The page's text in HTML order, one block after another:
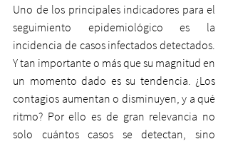
Uno de los principales indicadores para el
seguimiento epidemiológico es la
incidencia de casos infectados detectados.
Y tan importante o más que su magnitud en
un momento dado es su tendencia. ¿Los
contagios aumentan o disminuyen, y a qué
ritmo? Por ello es de gran relevancia no
solo cuántos casos se detectan, sino